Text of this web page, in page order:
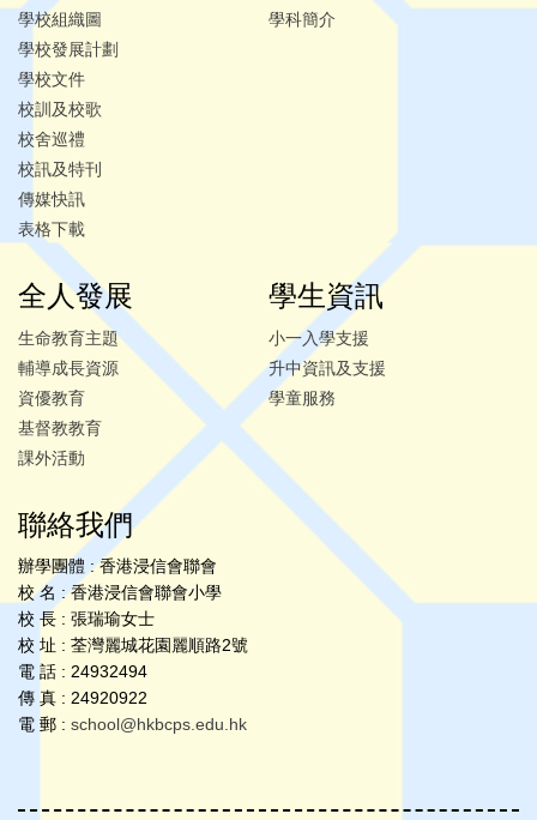
學校組織圖
學校發展計劃
學校文件
校訓及校歌
校舍巡禮
校訊及特刊
傳媒快訊
表格下載
學科簡介
全人發展
生命教育主題
輔導成長資源
資優教育
基督教教育
課外活動
學生資訊
小一入學支援
升中資訊及支援
學童服務
聯絡我們
辦學團體 : 香港浸信會聯會
校 名 : 香港浸信會聯會小學
校 長 : 張瑞瑜女士
校 址 : 荃灣麗城花園麗順路2號
電 話 : 24932494
傳 真 : 24920922
電 郵 : school@hkbcps.edu.hk